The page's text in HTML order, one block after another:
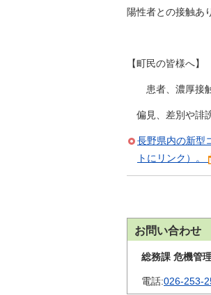
陽性者との接触あ
【町民の皆様へ】
患者、濃厚接触
偏見、差別や誹
長野県内の新型
トにリンク）。
お問い合わせ
総務課 危機管
電話:026-253-